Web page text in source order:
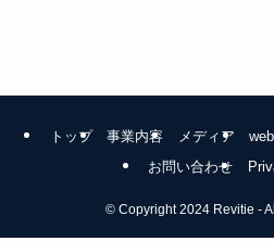
トップ 事業内容 メディア
お問い合わせ
© Copyright 2024 Revitie -